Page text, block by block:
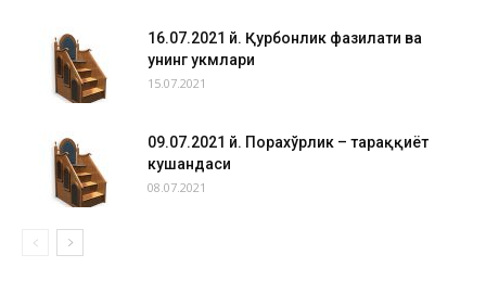
16.07.2021 й. Қурбонлик фазилати ва
унинг ҳукмлари
15.07.2021
09.07.2021 й. Порахўрлик – тараққиёт
кушандаси
08.07.2021